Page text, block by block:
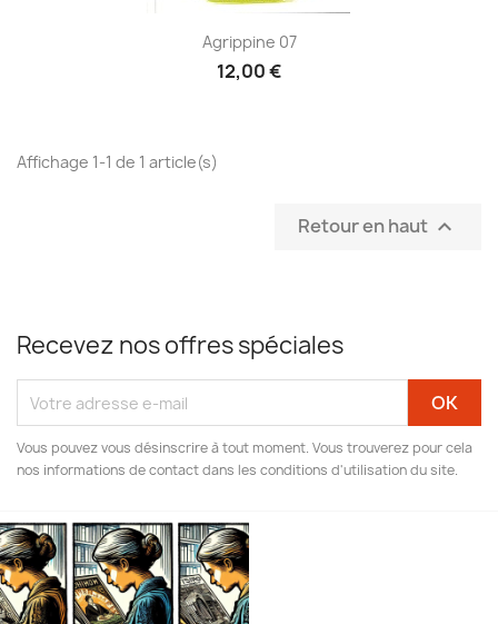
Agrippine 07
12,00 €
Affichage 1-1 de 1 article(s)
Retour en haut 
Recevez nos offres spéciales
Vous pouvez vous désinscrire à tout moment. Vous trouverez pour cela
nos informations de contact dans les conditions d'utilisation du site.